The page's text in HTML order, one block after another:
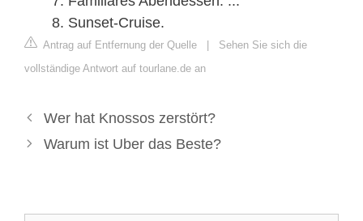
Sunset-Cruise.
Antrag auf Entfernung der Quelle | Sehen Sie sich die
vollständige Antwort auf tourlane.de an
Wer hat Knossos zerstört?
Warum ist Uber das Beste?